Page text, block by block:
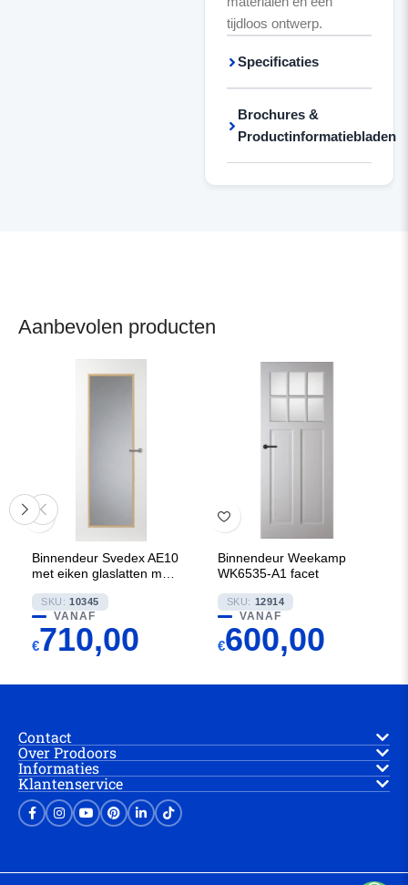
tijdloos ontwerp.
Specificaties
Brochures &
Productinformatiebladen
Aanbevolen producten
Binnendeur Svedex AE10
met eiken glaslatten met
blanke rand
SKU: 10345
VANAF
€710,00
Binnendeur Weekamp
WK6535-A1 facet
SKU: 12914
VANAF
€600,00
Contact
Over Prodoors
Informaties
Klantenservice